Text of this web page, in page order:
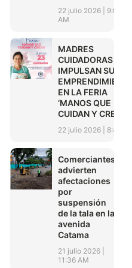
22 julio 2026
9:01
AM
MADRES
CUIDADORAS
IMPULSAN SUS
EN LA FERIA
‘MANOS QUE
CUIDAN Y CREAN’
22 julio 2026 8:45
Comerciantes
advierten
afectaciones
por
suspensión
de la tala en la
avenida
Catama
21 julio 2026
11:36 AM